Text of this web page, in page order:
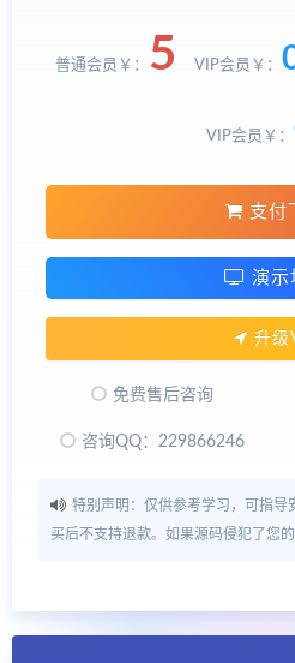
普通会员￥： 5 VIP会员￥：
VIP会员￥：
支付
演示
升级
免费售后咨询
咨询QQ：229866246
特别声明：仅供参考学习，可指导
买后不支持退款。如果源码侵犯了您的